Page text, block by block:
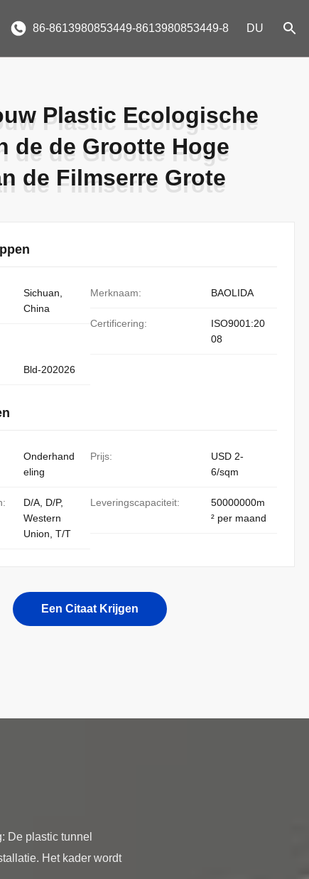
86-8613980853449-8613980853449-8 DU
Plastic Ecologische
de de Grootte Hoge
de Filmserre Grote
Plastic Ecologische
de de Grootte Hoge
de Filmserre Grote
Sichuan,
China
Merknaam: BAOLIDA
Certificering:
ISO9001:20
08
Bld-202026
Onderhand
eling
Prijs:
USD 2-
6/sqm
D/A, D/P,
Western
Union, T/T
Leveringscapaciteit:
50000000m
² per maand
Een Citaat Krijgen
De plastic tunnel
Het kader wordt